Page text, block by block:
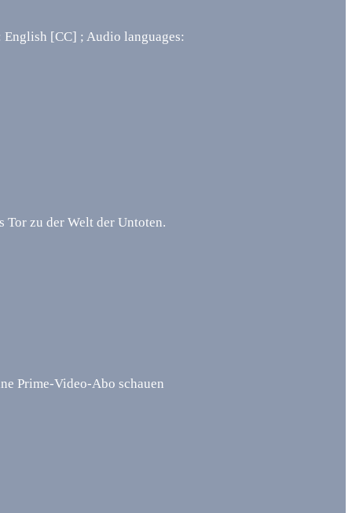
[CC] ; Audio languages:
zu der Welt der Untoten.
Prime-Video-Abo schauen